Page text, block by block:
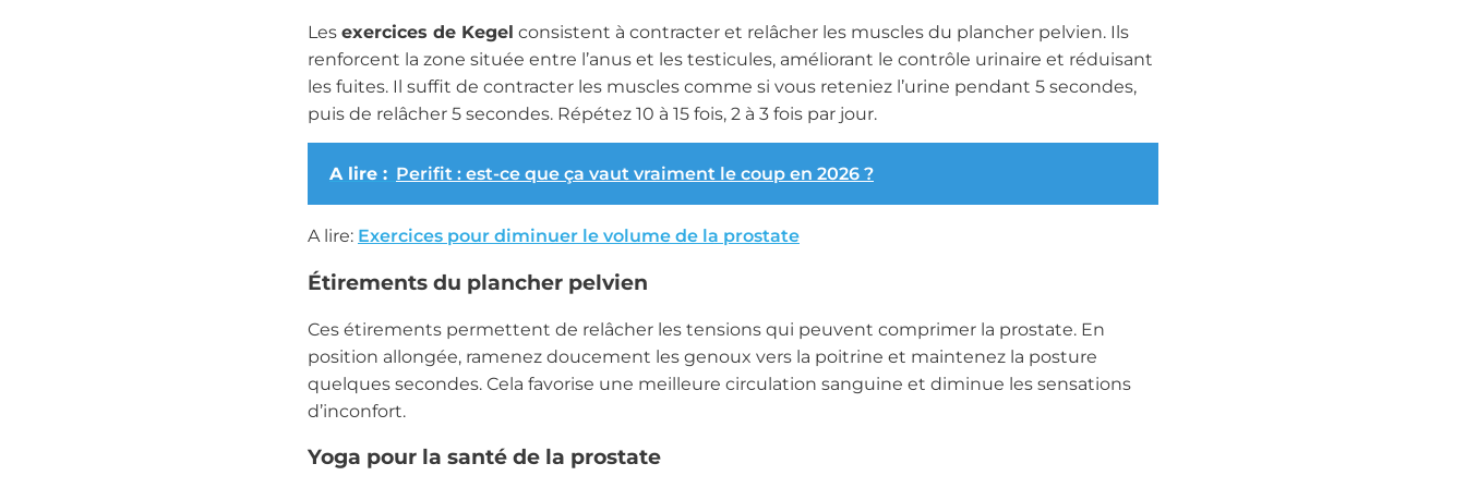
Les exercices de Kegel consistent à contracter et relâcher les muscles du plancher pelvien. Ils
renforcent la zone située entre l’anus et les testicules, améliorant le contrôle urinaire et réduisant
les fuites. Il suffit de contracter les muscles comme si vous reteniez l’urine pendant 5 secondes,
puis de relâcher 5 secondes. Répétez 10 à 15 fois, 2 à 3 fois par jour.
A lire : Perifit : est-ce que ça vaut vraiment le coup en 2026 ?
A lire: Exercices pour diminuer le volume de la prostate
Étirements du plancher pelvien
Ces étirements permettent de relâcher les tensions qui peuvent comprimer la prostate. En
position allongée, ramenez doucement les genoux vers la poitrine et maintenez la posture
quelques secondes. Cela favorise une meilleure circulation sanguine et diminue les sensations
d’inconfort.
Yoga pour la santé de la prostate